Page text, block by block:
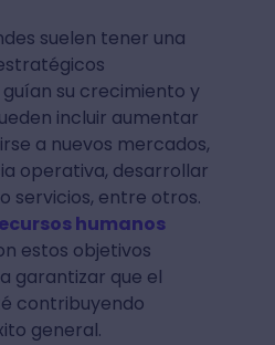
suelen tener una
su crecimiento y
incluir aumentar
a nuevos mercados,
operativa, desarrollar
servicios, entre otros.
humanos
estos objetivos
garantizar que el
contribuyendo
general.